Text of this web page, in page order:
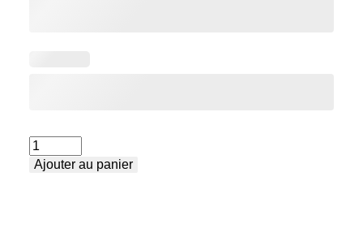
quantité
de
Ajouter au panier